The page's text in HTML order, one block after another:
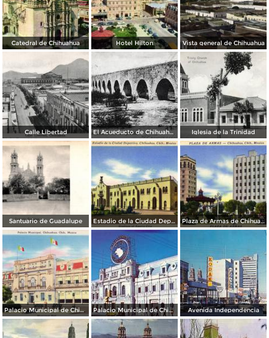
Catedral de Chihuahua Hotel Hilton Vista general de Chihuahua
Calle Libertad El Acueducto de Chihuahua Iglesia de la Trinidad
Santuario de Guadalupe Estadio de la Ciudad Deportiva Plaza de Armas de Chihuahua
Palacio Municipal de Chihuahua Palacio Municipal de Chihuahua Avenida Independencia